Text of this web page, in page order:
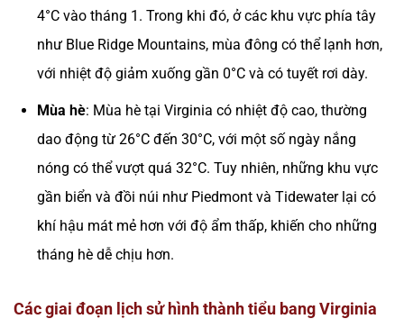
4°C vào tháng 1. Trong khi đó, ở các khu vực phía tây
như Blue Ridge Mountains, mùa đông có thể lạnh hơn,
với nhiệt độ giảm xuống gần 0°C và có tuyết rơi dày​.
Mùa hè: Mùa hè tại Virginia có nhiệt độ cao, thường
dao động từ 26°C đến 30°C, với một số ngày nắng
nóng có thể vượt quá 32°C. Tuy nhiên, những khu vực
gần biển và đồi núi như Piedmont và Tidewater lại có
khí hậu mát mẻ hơn với độ ẩm thấp, khiến cho những
tháng hè dễ chịu hơn​.
Các giai đoạn lịch sử hình thành tiểu bang Virginia